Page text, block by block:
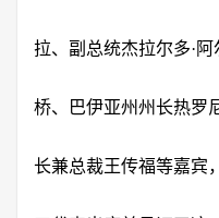
拉、副总统杰拉尔多·
桥、巴伊亚州州长热罗
长兼总裁王传福等嘉宾